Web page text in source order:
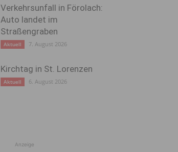
Verkehrsunfall in Förolach:
Auto landet im
Straßengraben
Aktuell 7. August 2026
Kirchtag in St. Lorenzen
Aktuell 6. August 2026
Anzeige